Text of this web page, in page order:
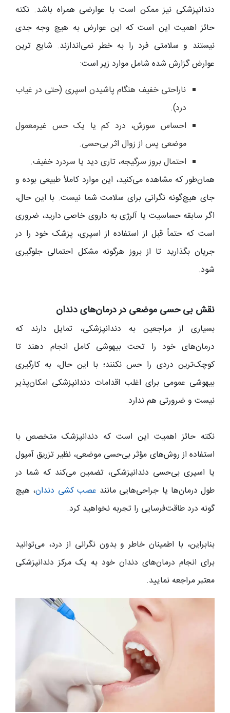
دندانپزشکی نیز ممکن است با عوارضی همراه باشد. نکته
حائز اهمیت این است که این عوارض به هیچ وجه جدی
نیستند و سلامتی فرد را به خطر نمی‌اندازند. شایع‌ ترین
عوارض گزارش‌ شده شامل موارد زیر است:
ناراحتی خفیف هنگام پاشیدن اسپری (حتی در غیاب
درد).
احساس سوزش، درد کم یا یک حس غیرمعمول
موضعی پس از زوال اثر بی‌حسی.
احتمال بروز سرگیجه، تاری دید یا سردرد خفیف.
همان‌طور که مشاهده می‌کنید، این موارد کاملاً طبیعی بوده و
جای هیچ‌گونه نگرانی برای سلامت شما نیست. با این حال،
اگر سابقه حساسیت یا آلرژی به داروی خاصی دارید، ضروری
است که حتماً قبل از استفاده از اسپری، پزشک خود را در
جریان بگذارید تا از بروز هرگونه مشکل احتمالی جلوگیری
شود.
نقش بی‌ حسی موضعی در درمان‌های دندان
بسیاری از مراجعین به دندانپزشکی، تمایل دارند که
درمان‌های خود را تحت بیهوشی کامل انجام دهند تا
کوچک‌ترین دردی را حس نکنند؛ با این حال، به کارگیری
بیهوشی عمومی برای اغلب اقدامات دندانپزشکی امکان‌پذیر
نیست و ضرورتی هم ندارد.
نکته حائز اهمیت این است که دندانپزشک متخصص با
استفاده از روش‌های مؤثر بی‌حسی موضعی، نظیر تزریق آمپول
یا اسپری بی‌حسی دندانپزشکی، تضمین می‌کند که شما در
طول درمان‌ها یا جراحی‌هایی مانند عصب‌ کشی دندان، هیچ‌
گونه درد طاقت‌فرسایی را تجربه نخواهید کرد.
بنابراین، با اطمینان خاطر و بدون نگرانی از درد، می‌توانید
برای انجام درمان‌های دندان خود به یک مرکز دندانپزشکی
معتبر مراجعه نمایید.